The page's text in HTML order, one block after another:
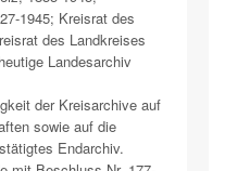
1945; Kreisrat des
des Landkreises
Landesarchiv
der Kreisarchive auf
sowie auf die
Endarchiv.